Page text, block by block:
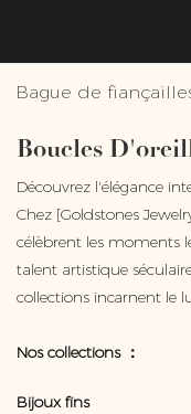
Bague de
Boucles
Découvrez l'élégance
Chez [Goldstones
célèbrent les moments
talent artistique
collections incarnent le
Nos collections ：
Bijoux fins